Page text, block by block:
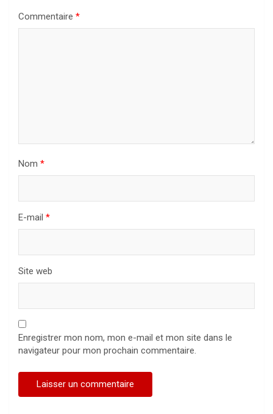
Commentaire *
Nom *
E-mail *
Site web
Enregistrer mon nom, mon e-mail et mon site dans le
navigateur pour mon prochain commentaire.